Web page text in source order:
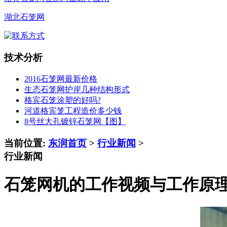
湖北石笼网
技术分析
2016石笼网最新价格
生态石笼网护岸几种结构形式
格宾石笼涂塑的好吗?
河道格宾笼工程造价多少钱
8号丝大孔镀锌石笼网【图】
当前位置: 东润首页 > 行业新闻 >
行业新闻
石笼网机的工作视频与工作原